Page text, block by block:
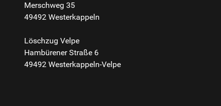
Merschweg 35
49492 Westerkappeln
Löschzug Velpe
Hambürener Straße 6
49492 Westerkappeln-Velpe